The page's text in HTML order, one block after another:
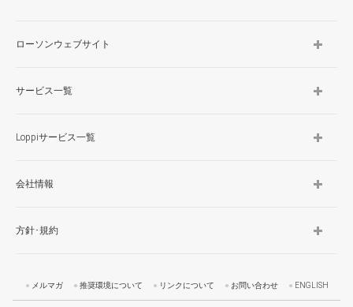
ローソンウェブサイト
サービス一覧
Loppiサービス一覧
会社情報
方針･規約
メルマガ 推奨環境について リンクについて お問い合わせ ENGLISH